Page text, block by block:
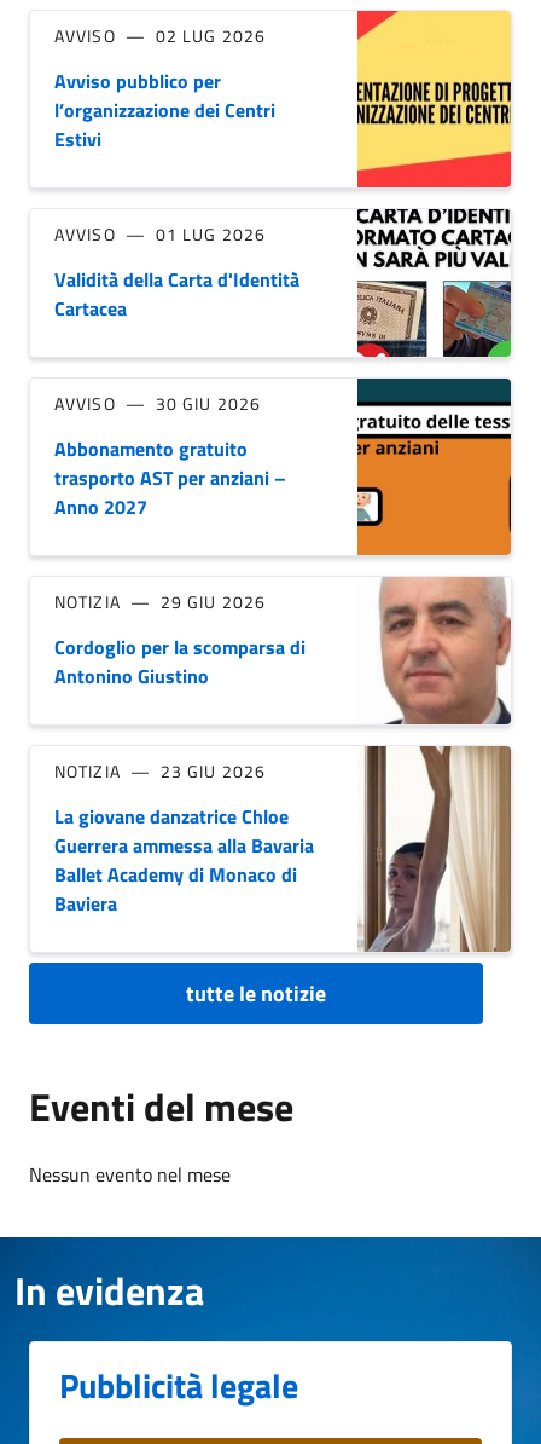
AVVISO 02 LUG 2026
Avviso pubblico per
l’organizzazione dei Centri
Estivi
AVVISO 01 LUG 2026
Validità della Carta d'Identità
Cartacea
AVVISO 30 GIU 2026
Abbonamento gratuito
trasporto AST per anziani –
Anno 2027
NOTIZIA 29 GIU 2026
Cordoglio per la scomparsa di
Antonino Giustino
NOTIZIA 23 GIU 2026
La giovane danzatrice Chloe
Guerrera ammessa alla Bavaria
Ballet Academy di Monaco di
Baviera
tutte le notizie
Eventi del mese
Nessun evento nel mese
In evidenza
Pubblicità legale